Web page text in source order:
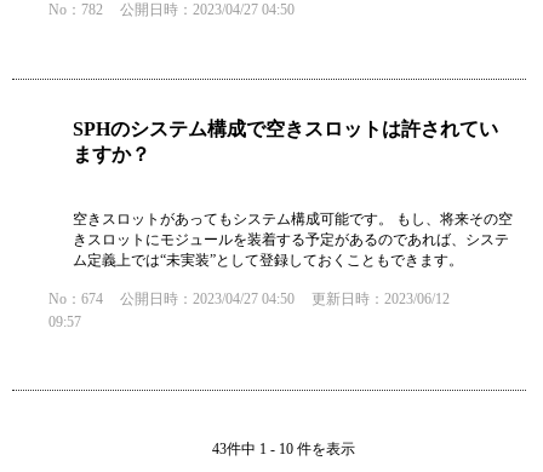
No：782 公開日時：2023/04/27 04:50
SPHのシステム構成で空きスロットは許されてい
ますか？
空きスロットがあってもシステム構成可能です。 もし、将来その空
きスロットにモジュールを装着する予定があるのであれば、システ
ム定義上では“未実装”として登録しておくこともできます。
No：674 公開日時：2023/04/27 04:50
更新日時：2023/06/12
09:57
43件中 1 - 10 件を表示